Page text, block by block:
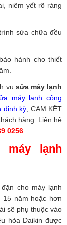
niêm yết rõ ràng
sửa chữa đều
hành cho thiết
vụ sửa máy lạnh
máy lạnh công
định kỳ , CAM KẾT
hàng. Liên hệ
0256
lạnh
cho máy lạnh
15 năm hoặc hơn
sẽ phụ thuộc vào
hòa Daikin được